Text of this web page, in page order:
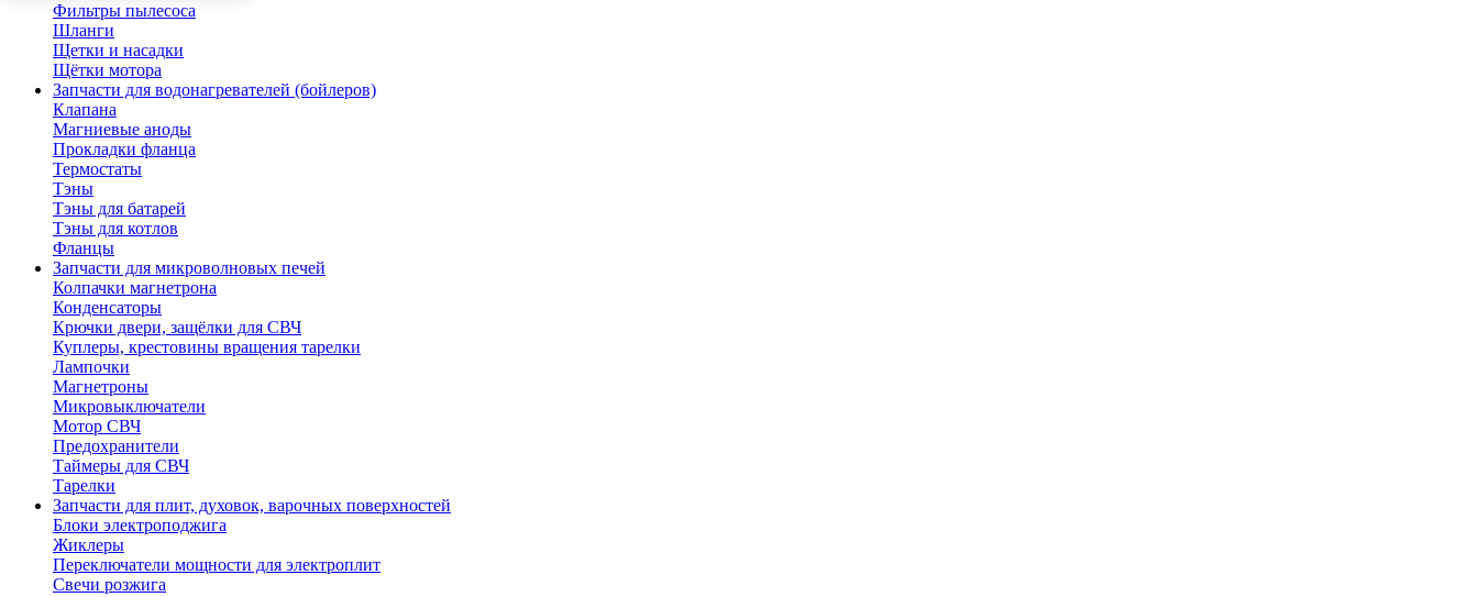
Фильтры пылесоса
Шланги
Щетки и насадки
Щётки мотора
Запчасти для водонагревателей (бойлеров)
Клапана
Магниевые аноды
Прокладки фланца
Термостаты
Тэны
Тэны для батарей
Тэны для котлов
Фланцы
Запчасти для микроволновых печей
Колпачки магнетрона
Конденсаторы
Крючки двери, защёлки для СВЧ
Куплеры, крестовины вращения тарелки
Лампочки
Магнетроны
Микровыключатели
Мотор СВЧ
Предохранители
Таймеры для СВЧ
Тарелки
Запчасти для плит, духовок, варочных поверхностей
Блоки электроподжига
Жиклеры
Переключатели мощности для электроплит
Свечи розжига